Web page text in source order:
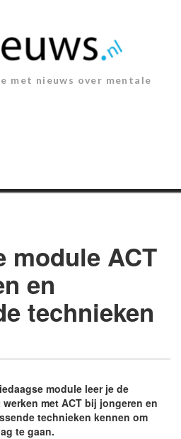
met nieuws over mentale
module ACT
en
technieken
module leer je de
met ACT bij jongeren en
technieken kennen om
te gaan.